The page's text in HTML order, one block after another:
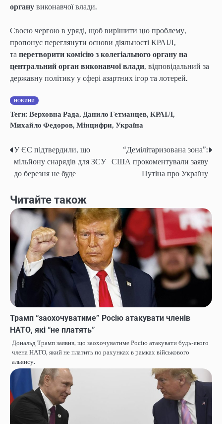
органу виконавчої влади.
Своєю чергою в уряді, щоб вирішити цю проблему,
пропонує переглянути основи діяльності КРАІЛ,
та перетворити комісію з колегіального органу на
центральний орган виконавчої влади, відповідальний за
державну політику у сфері азартних ігор та лотерей.
НОВИНИ
Теги: Верховна Рада, Данило Гетманцев, КРАІЛ,
Михайло Федоров, Мінцифри, Україна
Навігація
записів
У ЄС підтвердили, що
мільйону снарядів для ЗСУ
до березня не буде
“Демілітаризована зона”:
США прокоментували заяву
Путіна про Україну
Читайте також
Трамп “заохочуватиме” Росію атакувати членів
НАТО, які “не платять”
Дональд Трамп заявив, що заохочуватиме Росію атакувати будь-якого
члена НАТО, який не платить по рахунках в рамках військового
альянсу.